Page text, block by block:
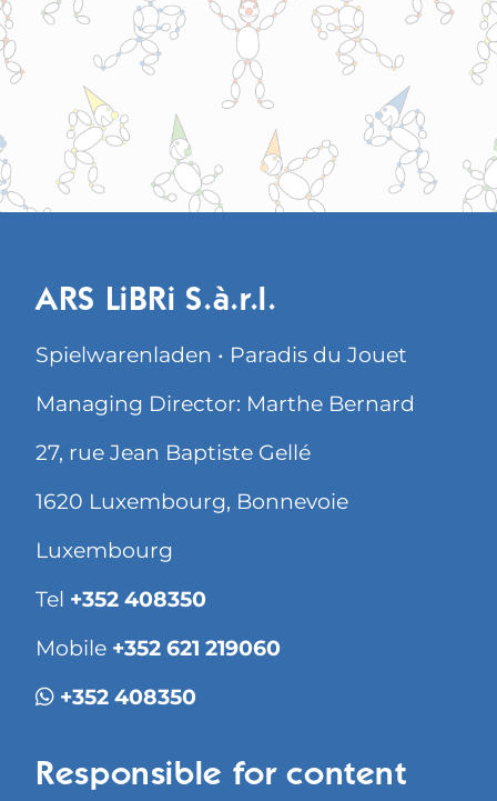
ARS LiBRi S.à.r.l.
Spielwarenladen • Paradis du Jouet
Managing Director: Marthe Bernard
27, rue Jean Baptiste Gellé
1620 Luxembourg, Bonnevoie
Luxembourg
Tel +352 408350
Mobile +352 621 219060
+352 408350
Responsible for content